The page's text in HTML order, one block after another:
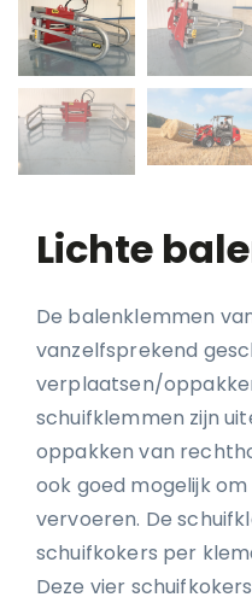
Lichte
De balenklemmen
vanzelfsprekend
verplaatsen/
schuifklemmen zijn
oppakken van
ook goed mogelijk
vervoeren. De
schuifkokers per
Deze vier